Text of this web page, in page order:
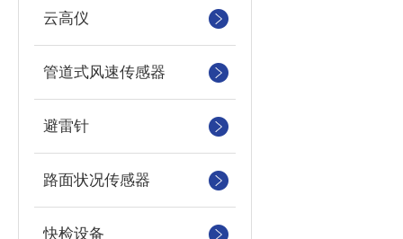
云高仪
管道式风速传感器
避雷针
路面状况传感器
快检设备